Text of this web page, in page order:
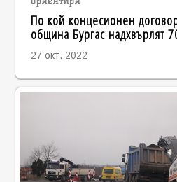
По кой концесионен
община Бургас надхвърлят
27 окт. 2022